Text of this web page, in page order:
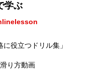
学ぶ
役立つドリル集」
り方動画